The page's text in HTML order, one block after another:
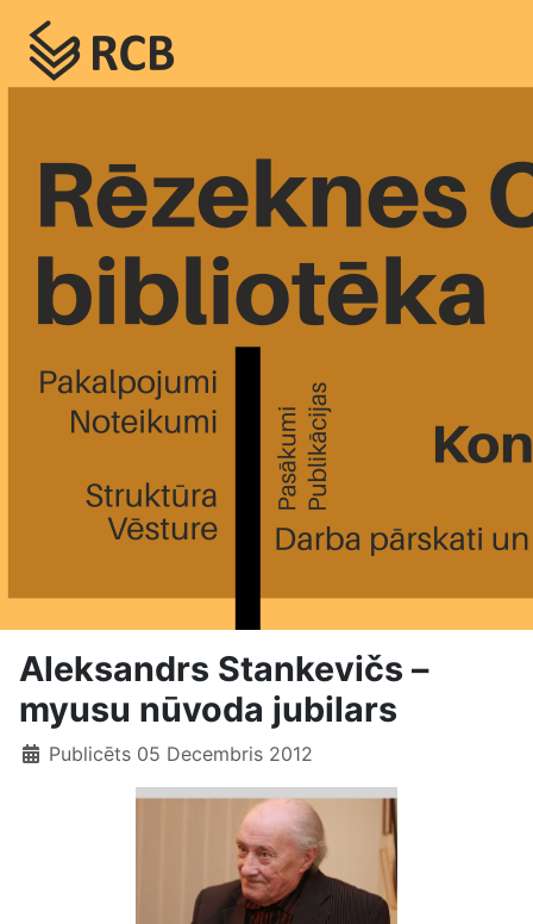
Aleksandrs Stankevičs –
myusu nūvoda jubilars
Publicēts 05 Decembris 2012